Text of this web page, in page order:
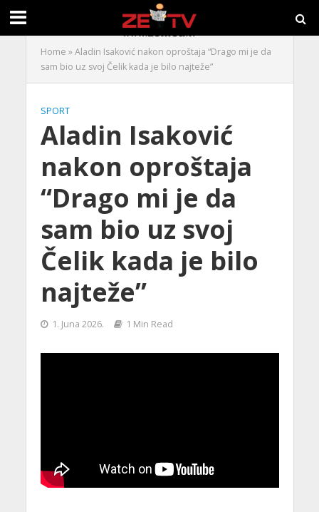
Home »Aladin Isaković nakon oproštaja “Drago mi je da
sam bio uz svoj Čelik kada je bilo najteže”
SPORT
Aladin Isaković
nakon oproštaja
“Drago mi je da
sam bio uz svoj
Čelik kada je bilo
najteže”
1. Juna 2026. 1 Min Read